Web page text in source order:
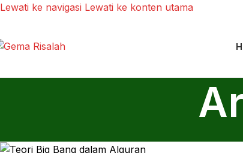
Lewati ke navigasi Lewati ke konten utama